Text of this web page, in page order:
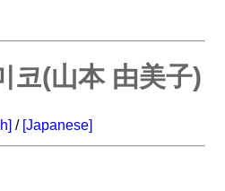
코(山本 由美子)
/ [Japanese]